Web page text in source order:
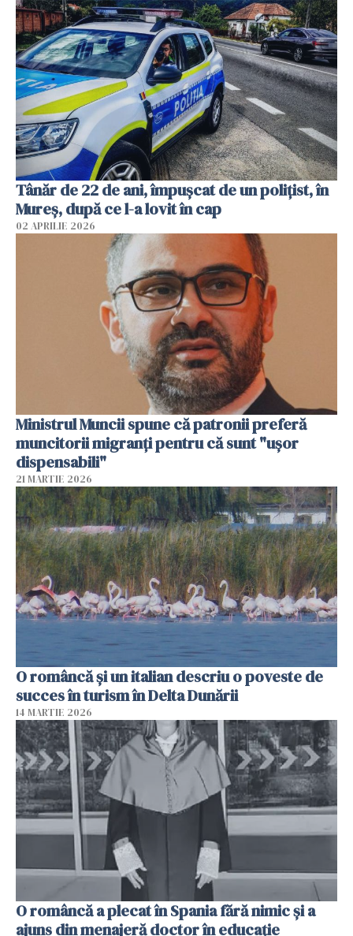
Tânăr de 22 de ani, împușcat de un polițist, în
Mureș, după ce l-a lovit în cap
02 APRILIE 2026
Ministrul Muncii spune că patronii preferă
muncitorii migranți pentru că sunt "uşor
dispensabili"
21 MARTIE 2026
O româncă și un italian descriu o poveste de
succes în turism în Delta Dunării
14 MARTIE 2026
O româncă a plecat în Spania fără nimic și a
ajuns din menajeră doctor în educație